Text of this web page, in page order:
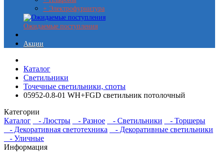
+ Электрофурнитура
Ожидаемые поступления
Акции
Каталог
Светильники
Точечные светильники, споты
05952-0.8-01 WH+FGD светильник потолочный
Категории
Каталог
- Люстры - Разное - Светильники
- Торшеры
- Декоративная светотехника
- Декоративные светильники
- Уличные
Информация